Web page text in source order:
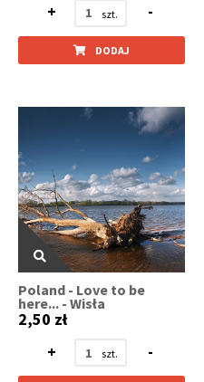
+
-
DODAJ
Poland - Love to be
here... - Wisła
2,50 zł
+
-